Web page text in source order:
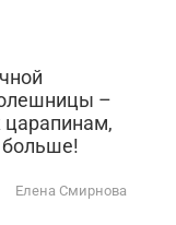
–
больше!
Елена Смирнова